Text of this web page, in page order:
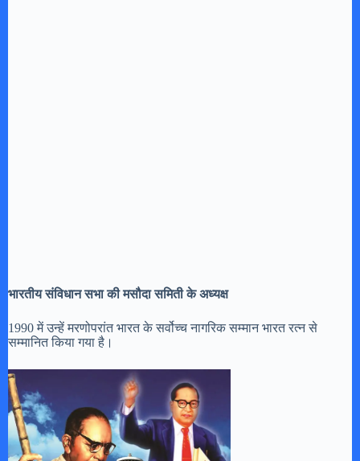
भारतीय संविधान सभा की मसौदा समिती के अध्यक्ष
1990 में उन्हें मरणोपरांत भारत के सर्वोच्च नागरिक सम्मान भारत रत्न से
सम्मानित किया गया है।